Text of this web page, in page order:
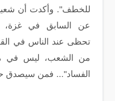
للخطف". وأكدت أن
عن السابق في غزة،
تحظى عند الناس في
من الشعب، ليس في
الفساد"... فمن سيصدق